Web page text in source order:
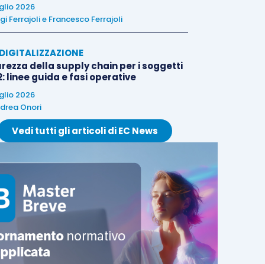
2026
Ferrajolie Francesco Ferrajoli
della supply chain per i soggetti
linee guida e fasi operative
2026
Onori
Vedi tutti gli articoli di EC News